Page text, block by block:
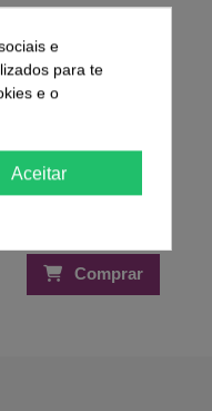
Comprar
e
para te
e o
Aceitar